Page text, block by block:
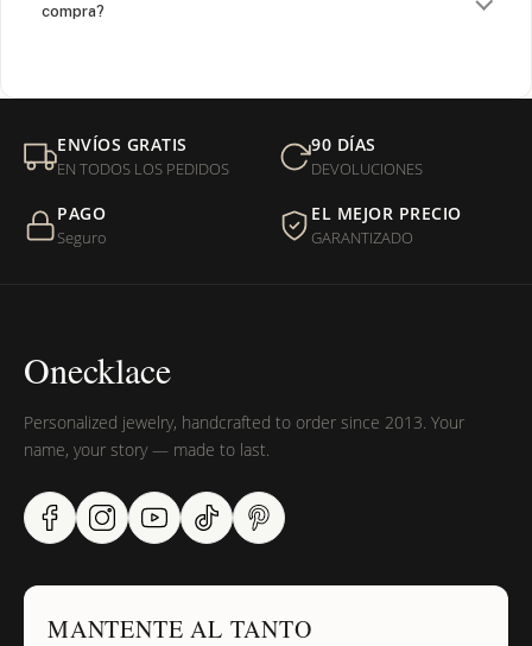
compra?
Mi orden fue devuelta por USPS, ¿qué hago para que sea
entregada?
¿Sus productos son libres de níquel?
ENVÍOS GRATIS
EN TODOS LOS PEDIDOS
90 DÍAS
DEVOLUCIONES
PAGO
Seguro
EL MEJOR PRECIO
GARANTIZADO
Onecklace
Personalized jewelry, handcrafted to order since 2013. Your
name, your story — made to last.
MANTENTE AL TANTO